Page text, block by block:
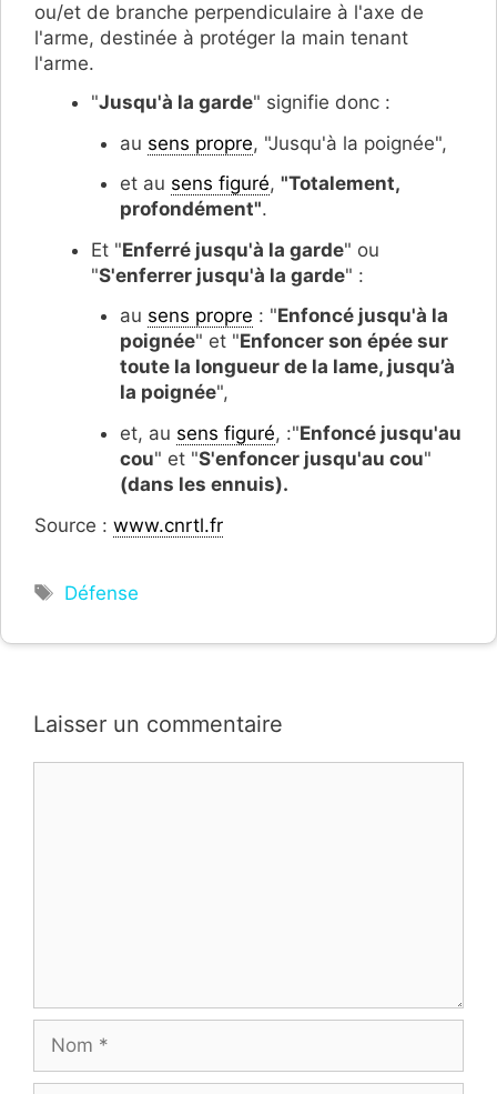
ou/et de branche perpendiculaire à l'axe de
l'arme, destinée à protéger la main tenant
l'arme.
"Jusqu'à la garde" signifie donc :
au sens propre, "Jusqu'à la poignée",
et au sens figuré, "Totalement,
profondément".
Et "Enferré jusqu'à la garde" ou
"S'enferrer jusqu'à la garde" :
au sens propre : "Enfoncé jusqu'à la
poignée" et "Enfoncer son épée sur
toute la longueur de la lame, jusqu’à
la poignée",
et, au sens figuré, :"Enfoncé jusqu'au
cou" et "S'enfoncer jusqu'au cou"
(dans les ennuis).
Source : www.cnrtl.fr
Étiquettes
Défense
Laisser un commentaire